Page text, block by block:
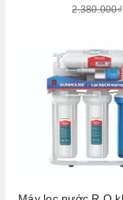
2.380.000₫